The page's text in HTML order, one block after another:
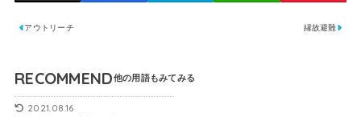
アウトリーチ 縁故避難
RECOMMEND
2021.08.16